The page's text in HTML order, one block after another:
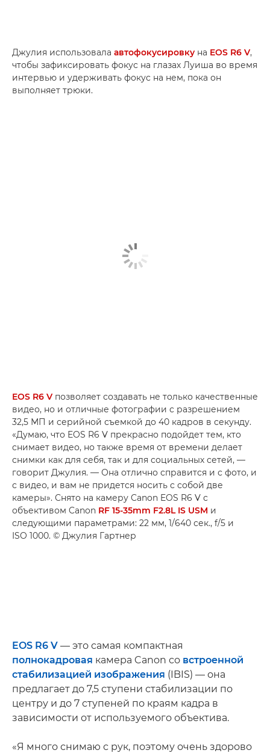
Джулия использовала автофокусировку на EOS R6 V,
чтобы зафиксировать фокус на глазах Луиша во время
интервью и удерживать фокус на нем, пока он
выполняет трюки.
EOS R6 V позволяет создавать не только качественные
видео, но и отличные фотографии с разрешением
32,5 МП и серийной съемкой до 40 кадров в секунду.
«Думаю, что EOS R6 V прекрасно подойдет тем, кто
снимает видео, но также время от времени делает
снимки как для себя, так и для социальных сетей, —
говорит Джулия. — Она отлично справится и с фото, и
с видео, и вам не придется носить с собой две
камеры». Снято на камеру Canon EOS R6 V с
объективом Canon RF 15-35mm F2.8L IS USM и
следующими параметрами: 22 мм, 1/640 сек., f/5 и
ISO 1000. © Джулия Гартнер
EOS R6 V — это самая компактная
полнокадровая камера Canon со встроенной
стабилизацией изображения (IBIS) — она
предлагает до 7,5 ступени стабилизации по
центру и до 7 ступеней по краям кадра в
зависимости от используемого объектива.
«Я много снимаю с рук, поэтому очень здорово